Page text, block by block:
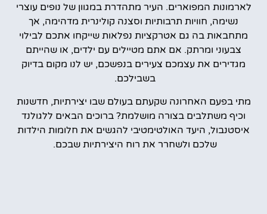
לארמונות המפוארים. העיר מתהדרת במגוון של נופים עוצרי
נשימה, חוויות תרבותיות וסצנה קולינרית מדהימה, אך
מתחבאות בה גם אטרקציות נפלאות שייקחו אתכם לבילוי
צבעוני ומרתק. אם אתם מטיילים עם ילדים, או שהייתם
מגדירים את עצמכם צעירים בנפשכם, יש לנו מקום בדיוק
בשבילכם.
מתי בפעם האחרונה שקעתם בעולם שבו יצירתיות, חדשנות
וכיף משתלבים בצורה מושלמת? ברוכים הבאים ללגולנד
איסטנבול, היעד האולטימטיבי להגשים את חלומות הילדות
שלכם ולשחרר את רוח היצירתיות שבכם.